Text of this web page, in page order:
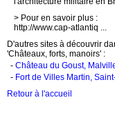
> Pour en savoir plus :
http://www.cap-atlantiq ...
D'autres sites à découvrir
'Châteaux, forts, manoirs' :
- Château du Goust,
- Fort de Villes Martin,
Retour à l'accueil